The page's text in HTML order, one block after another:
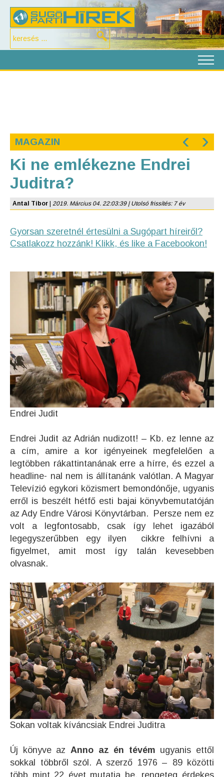
MAGAZIN ‹ ›
Ki ne emlékezne Endrei
Juditra?
Antal Tibor 2019. Március 04. 22:03:39 | Utolsó frissítés: 7 év
Gyorsan szeretnél értesülni a Sugópart híreiről?
Csatlakozz hozzánk! Klikk, és like a Facebookon!
Endrei Judit
Endrei Judit az Adrián nudizott! – Kb. ez lenne az
a cím, amire a kor igényeinek megfelelően a
legtöbben rákattintanának erre a hírre, és ezzel a
headline- nal nem is állítanánk valótlan. A Magyar
Televízió egykori közismert bemondónője, ugyanis
erről is beszélt hétfő esti bajai könyvbemutatóján
az Ady Endre Városi Könyvtárban. Persze nem ez
volt a legfontosabb, csak így lehet igazából
legegyszerűbben egy ilyen cikkre felhívni a
figyelmet, amit most így talán kevesebben
olvasnak.
Sokan voltak kíváncsiak Endrei Juditra
Új könyve az Anno az én tévém ugyanis ettől
sokkal többről szól. A szerző 1976 – 89 közötti
több mint 22 évet mutatja be, rengeteg érdekes